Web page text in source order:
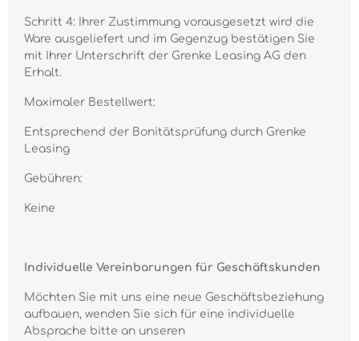
Schritt 4: Ihrer Zustimmung vorausgesetzt wird die
Ware ausgeliefert und im Gegenzug bestätigen Sie
mit Ihrer Unterschrift der Grenke Leasing AG den
Erhalt.
Maximaler Bestellwert:
Entsprechend der Bonitätsprüfung durch Grenke
Leasing
Gebühren:
Keine
Individuelle Vereinbarungen für Geschäftskunden
Möchten Sie mit uns eine neue Geschäftsbeziehung
aufbauen, wenden Sie sich für eine individuelle
Absprache bitte an unseren